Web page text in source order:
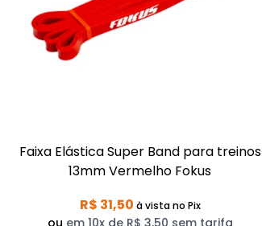
Faixa Elástica Super Band para treinos
13mm Vermelho Fokus
R$ 31,50 à vistano Pix
ou em 10x de R$ 3,50 sem tarifa